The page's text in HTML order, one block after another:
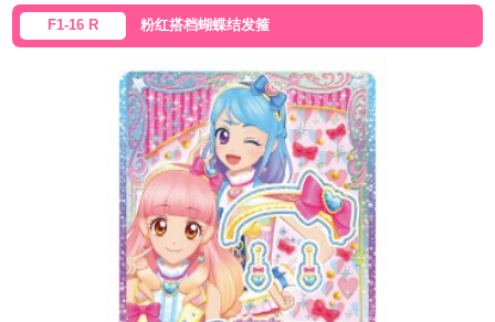
F1-16 R 粉红搭档蝴蝶结发箍